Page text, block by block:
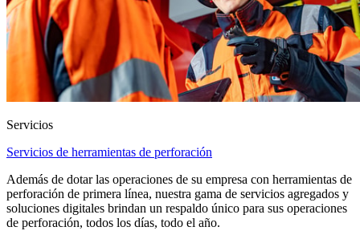
Servicios
Servicios de herramientas de perforación
Además de dotar las operaciones de su empresa con herramientas de
perforación de primera línea, nuestra gama de servicios agregados y
soluciones digitales brindan un respaldo único para sus operaciones
de perforación, todos los días, todo el año.